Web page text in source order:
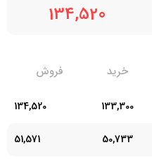
134,520
خرید فروش
133,300
134,520
50,733
51,571